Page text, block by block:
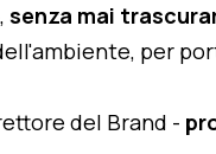
senza mai
per
del Brand -